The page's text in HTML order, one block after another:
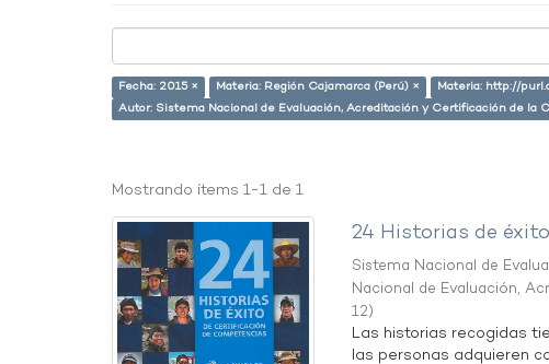
Fecha: 2015 × Materia: Región Cajamarca (Perú) ×
Materia: http://
Autor: Sistema Nacional de Evaluación, Acreditación y Certificación de la
Mostrando ítems 1-1 de 1
24 Historias de
Sistema Nacional de
Nacional de Evaluación,
12)
Las historias recogidas
las personas adquieren